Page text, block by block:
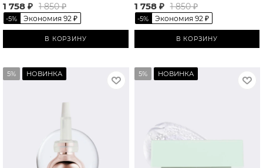
1 758 ₽ 1 850₽
-5% Экономия 92 ₽
В КОРЗИНУ
1 758₽ 1 850₽
-5% Экономия 92 ₽
В КОРЗИНУ
5% НОВИНКА 5% НОВИНКА